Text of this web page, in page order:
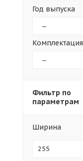
Год выпуска
Комплектация
Фильтр по
параметрам
Ширина
255